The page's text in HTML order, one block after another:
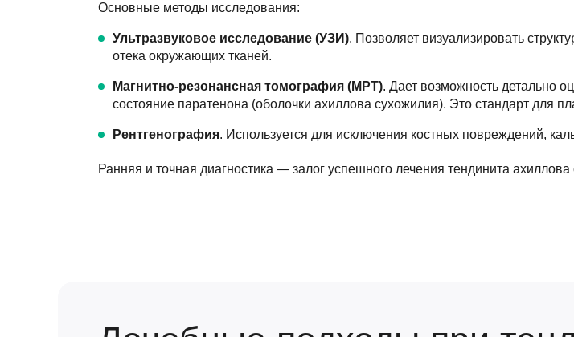
Основные методы исследования:
Ультразвуковое исследование (УЗИ). Позволяет визуализировать
отека окружающих тканей.
Магнитно-резонансная томография (МРТ). Дает возможность детально
состояние паратенона (оболочки ахиллова сухожилия). Это стандарт для
Рентгенография. Используется для исключения костных повреждений,
Ранняя и точная диагностика — залог успешного лечения тендинита ахиллова